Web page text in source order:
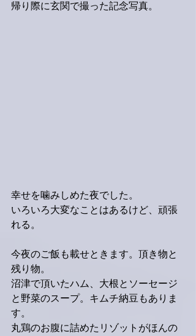
帰り際に玄関で撮った記念写真。
幸せを噛みしめた夜でした。
いろいろ大変なことはあるけど、頑張
れる。
今夜のご飯も載せときます。頂き物と
残り物。
沼津で頂いたハム、大根とソーセージ
と野菜のスープ。キムチ納豆もありま
す。
丸鶏のお腹に詰めたリゾットがほんの